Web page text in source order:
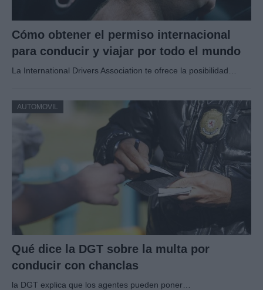
Cómo obtener el permiso internacional
para conducir y viajar por todo el mundo
La International Drivers Association te ofrece la posibilidad…
AUTOMOVIL
Qué dice la DGT sobre la multa por
conducir con chanclas
la DGT explica que los agentes pueden poner…